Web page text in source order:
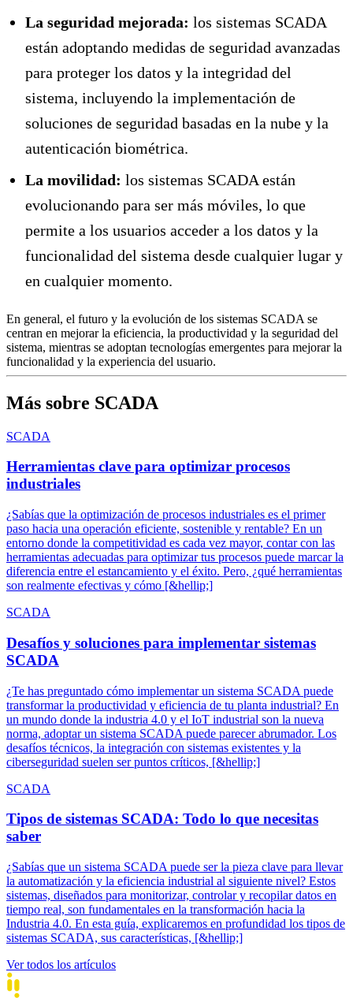
La seguridad mejorada: los sistemas SCADA
están adoptando medidas de seguridad avanzadas
para proteger los datos y la integridad del
sistema, incluyendo la implementación de
soluciones de seguridad basadas en la nube y la
autenticación biométrica.
La movilidad: los sistemas SCADA están
evolucionando para ser más móviles, lo que
permite a los usuarios acceder a los datos y la
funcionalidad del sistema desde cualquier lugar y
en cualquier momento.
En general, el futuro y la evolución de los sistemas SCADA se
centran en mejorar la eficiencia, la productividad y la seguridad del
sistema, mientras se adoptan tecnologías emergentes para mejorar la
funcionalidad y la experiencia del usuario.
Más sobre SCADA
SCADA
Herramientas clave para optimizar procesos
industriales
¿Sabías que la optimización de procesos industriales es el primer
paso hacia una operación eficiente, sostenible y rentable? En un
entorno donde la competitividad es cada vez mayor, contar con las
herramientas adecuadas para optimizar tus procesos puede marcar la
diferencia entre el estancamiento y el éxito. Pero, ¿qué herramientas
son realmente efectivas y cómo [&hellip;]
SCADA
Desafíos y soluciones para implementar sistemas
SCADA
¿Te has preguntado cómo implementar un sistema SCADA puede
transformar la productividad y eficiencia de tu planta industrial? En
un mundo donde la industria 4.0 y el IoT industrial son la nueva
norma, adoptar un sistema SCADA puede parecer abrumador. Los
desafíos técnicos, la integración con sistemas existentes y la
ciberseguridad suelen ser puntos críticos, [&hellip;]
SCADA
Tipos de sistemas SCADA: Todo lo que necesitas
saber
¿Sabías que un sistema SCADA puede ser la pieza clave para llevar
la automatización y la eficiencia industrial al siguiente nivel? Estos
sistemas, diseñados para monitorizar, controlar y recopilar datos en
tiempo real, son fundamentales en la transformación hacia la
Industria 4.0. En esta guía, explicaremos en profundidad los tipos de
sistemas SCADA, sus características, [&hellip;]
Ver todos los artículos